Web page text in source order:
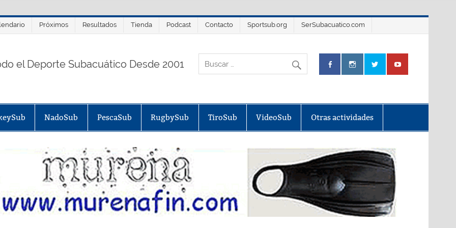
Próximos Resultados Tienda Podcast Contacto Sportsub.org SerSubacuatico.com
el Deporte Subacuático Desde 2001
NadoSub PescaSub RugbySub TiroSub VideoSub Otras actividades